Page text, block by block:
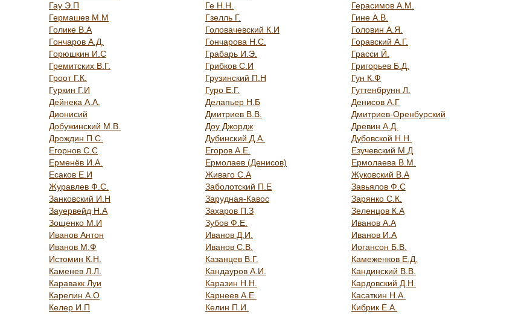
Гау Э.П Ге Н.Н.
Герасимов А.М.
Гермашев М.М Гзелль Г.
Гине А.В.
Голике В.А Головачевский К.И
Головин А.Я.
Гончаров А.Д. Гончарова Н.С.
Горавский А.Г.
Горюшкин И.С Грабарь И.Э.
Грасси Й.
Гремитских В.Г. Грибков С.И
Григорьев Б.Д.
Гроот Г.К. Грузинский П.Н
Гун К.Ф
Гуркин Г.И Гуро Е.Г.
Гуттенбрунн Л.
Дейнека А.А. Делапьер Н.Б
Денисов А.Г
Дионисий Дмитриев В.В.
Дмитриев-Оренбурский
Добужинский М.В. Доу Джордж
Древин А.Д.
Дрождин П.С. Дубинский Д.А.
Дубовской Н.Н.
Егорнов С.С Егоров А.Е.
Езучевский М.Д
Ерменёв И.А. Ермолаев (Денисов)
Ермолаева В.М.
Есаков Е.И Живаго С.А
Жуковский В.А
Журавлев Ф.С. Заболотский П.Е
Завьялов Ф.С
Занковский И.Н Зарудная-Кавос
Зарянко С.К.
Зауервейд Н.А Захаров П.З
Зеленцов К.А
Зощенко М.И Зубов Ф.Е.
Иванов А.А
Иванов Антон Иванов Д.И.
Иванов И.А
Иванов М.Ф Иванов С.В.
Иогансон Б.В.
Истомин К.Н. Казанцев В.Г.
Камеженков Е.Д.
Каменев Л.Л. Кандауров А.И.
Кандинский В.В.
Каравакк Луи Каразин Н.Н.
Кардовский Д.Н.
Карелин А.О Карнеев А.Е.
Касаткин Н.А.
Келер И.П Келин П.И.
Кибрик Е.А.